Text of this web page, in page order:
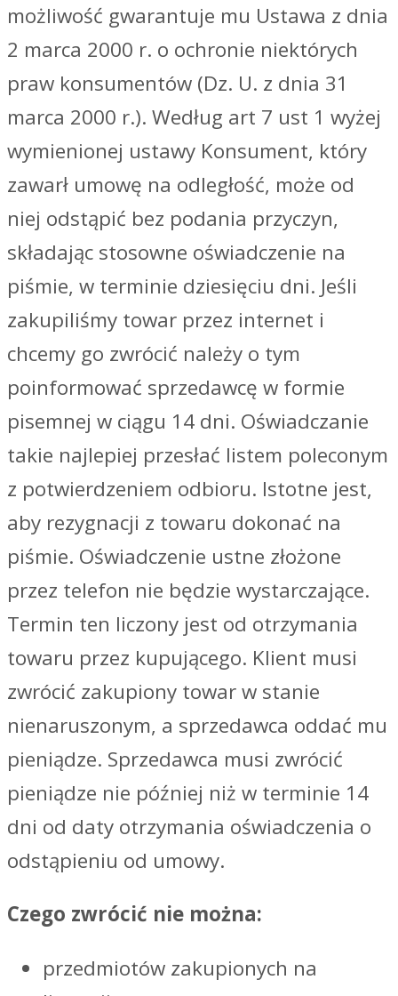
możliwość gwarantuje mu Ustawa z dnia
2 marca 2000 r. o ochronie niektórych
praw konsumentów (Dz. U. z dnia 31
marca 2000 r.). Według art 7 ust 1 wyżej
wymienionej ustawy Konsument, który
zawarł umowę na odległość, może od
niej odstąpić bez podania przyczyn,
składając stosowne oświadczenie na
piśmie, w terminie dziesięciu dni. Jeśli
zakupiliśmy towar przez internet i
chcemy go zwrócić należy o tym
poinformować sprzedawcę w formie
pisemnej w ciągu 14 dni. Oświadczanie
takie najlepiej przesłać listem poleconym
z potwierdzeniem odbioru. Istotne jest,
aby rezygnacji z towaru dokonać na
piśmie. Oświadczenie ustne złożone
przez telefon nie będzie wystarczające.
Termin ten liczony jest od otrzymania
towaru przez kupującego. Klient musi
zwrócić zakupiony towar w stanie
nienaruszonym, a sprzedawca oddać mu
pieniądze. Sprzedawca musi zwrócić
pieniądze nie później niż w terminie 14
dni od daty otrzymania oświadczenia o
odstąpieniu od umowy.
Czego zwrócić nie można:
przedmiotów zakupionych na